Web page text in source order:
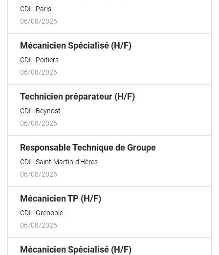
CDI
Paris
06/08/2026
Mécanicien Spécialisé (H/F)(Nouvelle
CDI
Poitiers
06/08/2026
Technicien préparateur (H/F)(Nouvelle
CDI
Beynost
06/08/2026
Responsable Technique de Groupe(Nouvelle
CDI
Saint-Martin-d'Hères
06/08/2026
Mécanicien TP (H/F)(Nouvelle
CDI
Grenoble
06/08/2026
Mécanicien Spécialisé (H/F)(Nouvelle